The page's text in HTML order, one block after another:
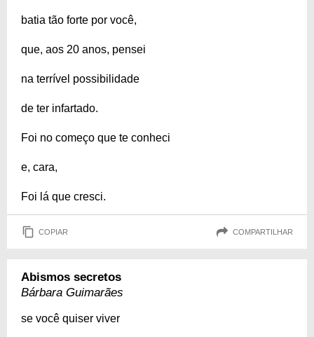
batia tão forte por você,
que, aos 20 anos, pensei
na terrível possibilidade
de ter infartado.
Foi no começo que te conheci
e, cara,
Foi lá que cresci.
COPIAR COMPARTILHAR
Abismos secretos
Bárbara Guimarães
se você quiser viver